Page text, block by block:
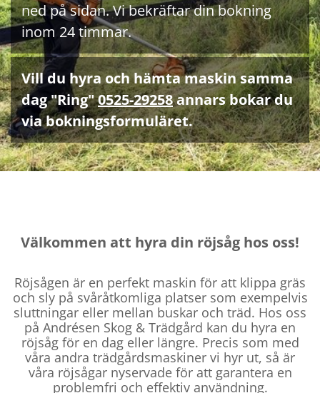
ned på sidan. Vi bekräftar din bokning
inom 24 timmar.
Vill du hyra och hämta maskin samma
dag "Ring"0525-29258annars bokar du
via bokningsformuläret.
Välkommen att hyra din röjsåg hos oss!
Röjsågen är en perfekt maskin för att klippa gräs
och sly på svåråtkomliga platser som exempelvis
sluttningar eller mellan buskar och träd. Hos oss
på Andrésen Skog & Trädgård kan du hyra en
röjsåg för en dag eller längre. Precis som med
våra andra trädgårdsmaskiner vi hyr ut, så är
våra röjsågar nyservade för att garantera en
problemfri och effektiv användning.